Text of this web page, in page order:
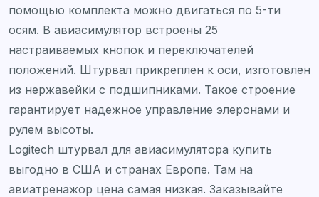
помощью комплекта можно двигаться по 5-ти
осям. В авиасимулятор встроены 25
настраиваемых кнопок и переключателей
положений. Штурвал прикреплен к оси, изготовлен
из нержавейки с подшипниками. Такое строение
гарантирует надежное управление элеронами и
рулем высоты.
Logitech штурвал для авиасимулятора купить
выгодно в США и странах Европе. Там на
авиатренажор цена самая низкая. Заказывайте